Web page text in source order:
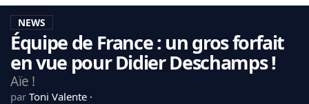
LA CHARTE
VIE PRIVÉE
CGU
CONTACTEZ-NOUS
NEWS
Équipe de France : un gros forfait
en vue pour Didier Deschamps !
Aïe !
par Toni Valente